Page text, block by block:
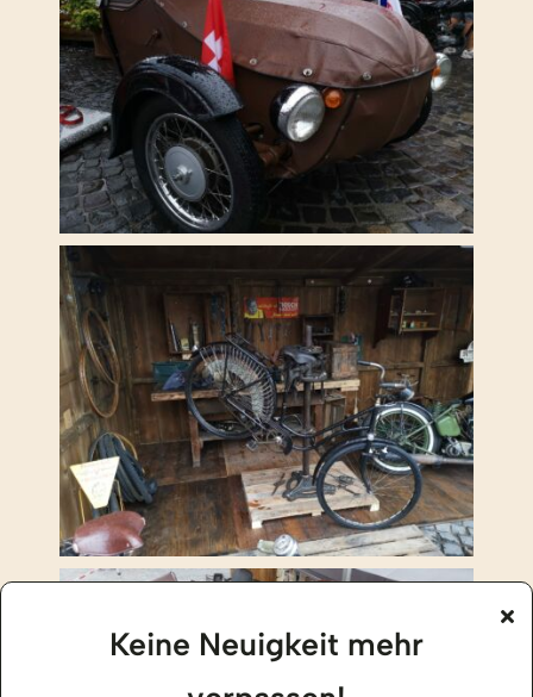
Keine Neuigkeit mehr